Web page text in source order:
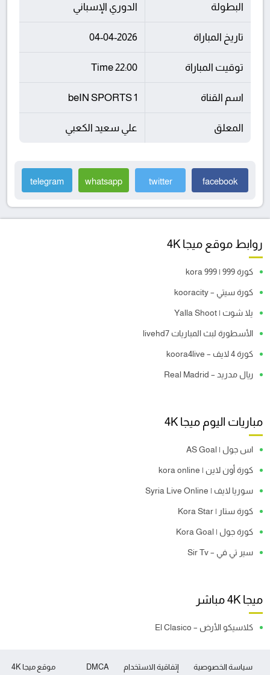
البطولة الدوري الإسباني
تاريخ المباراة 04-04-2026
توقيت المباراة 22:00 Time
اسم القناة beIN SPORTS 1
المعلق علي سعيد الكعبي
facebook
twitter
whatsapp
telegram
روابط موقع ميجا 4K
كورة 999 | kora 999
كورة سيتي – kooracity
يلا شوت | Yalla Shoot
الأسطورة لبث المباريات livehd7
كورة 4 لايف – koora4live
ريال مدريد – Real Madrid
مباريات اليوم ميجا 4K
اس جول | AS Goal
كورة أون لاين | kora online
سوريا لايف | Syria Live Online
كورة ستار | Kora Star
كورة جول | Kora Goal
سير تي في – Sir Tv
ميجا 4K مباشر
كلاسيكو الأرض – El Clasico
موقع ميجا 4K سياسة الخصوصية إتفاقية الاستخدام DMCA